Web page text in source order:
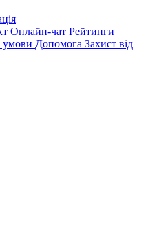
Онлайн-чат Рейтинги
умови Допомога Захист від